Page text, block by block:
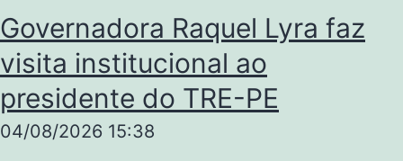
Governadora Raquel Lyra faz
visita institucional ao
presidente do TRE-PE
04/08/2026 15:38